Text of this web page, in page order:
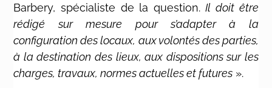
Barbery, spécialiste de la question.Il doit être
rédigé sur mesure pour s’adapter à la
configuration des locaux, aux volontés des parties,
à la destination des lieux, aux dispositions sur les
charges, travaux, normes actuelles et futures ».